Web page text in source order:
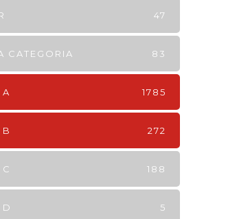
47
CATEGORIA 83
A 1785
B 272
188
D 5